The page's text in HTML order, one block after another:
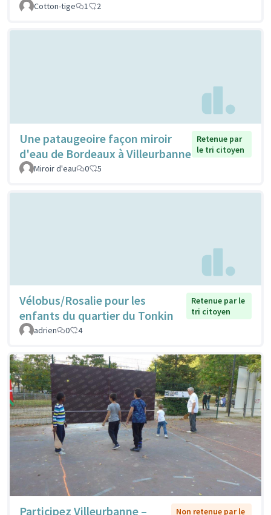
Cotton-tige
1 2
Une pataugeoire façon miroir
d'eau de Bordeaux à Villeurbanne
Retenue par
le tri citoyen
Miroir d'eau
0 5
Vélobus/Rosalie pour les
enfants du quartier du Tonkin
Retenue par le
tri citoyen
adrien
0 4
Participez Villeurbanne – Non retenue par le